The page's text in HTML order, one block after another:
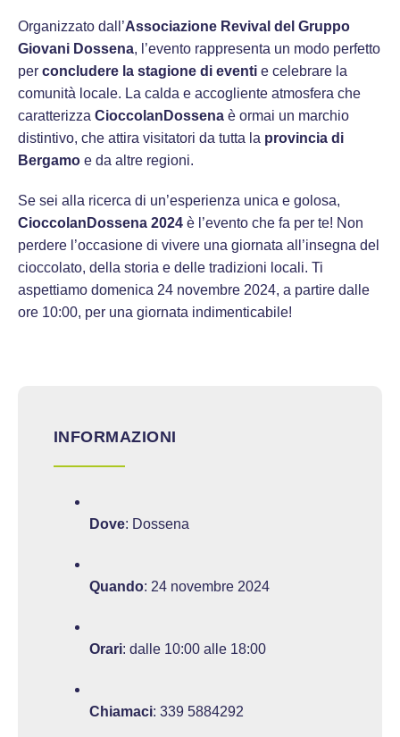
Organizzato dall’Associazione Revival del Gruppo
Giovani Dossena, l’evento rappresenta un modo perfetto
per concludere la stagione di eventie celebrare la
comunità locale. La calda e accogliente atmosfera che
caratterizza CioccolanDossenaè ormai un marchio
distintivo, che attira visitatori da tutta la provincia di
Bergamoe da altre regioni.
Se sei alla ricerca di un’esperienza unica e golosa,
CioccolanDossena 2024è l’evento che fa per te! Non
perdere l’occasione di vivere una giornata all’insegna del
cioccolato, della storia e delle tradizioni locali. Ti
aspettiamo domenica 24 novembre 2024, a partire dalle
ore 10:00, per una giornata indimenticabile!
INFORMAZIONI
Dove: Dossena
Quando: 24 novembre 2024
Orari: dalle 10:00 alle 18:00
Chiamaci: 339 5884292